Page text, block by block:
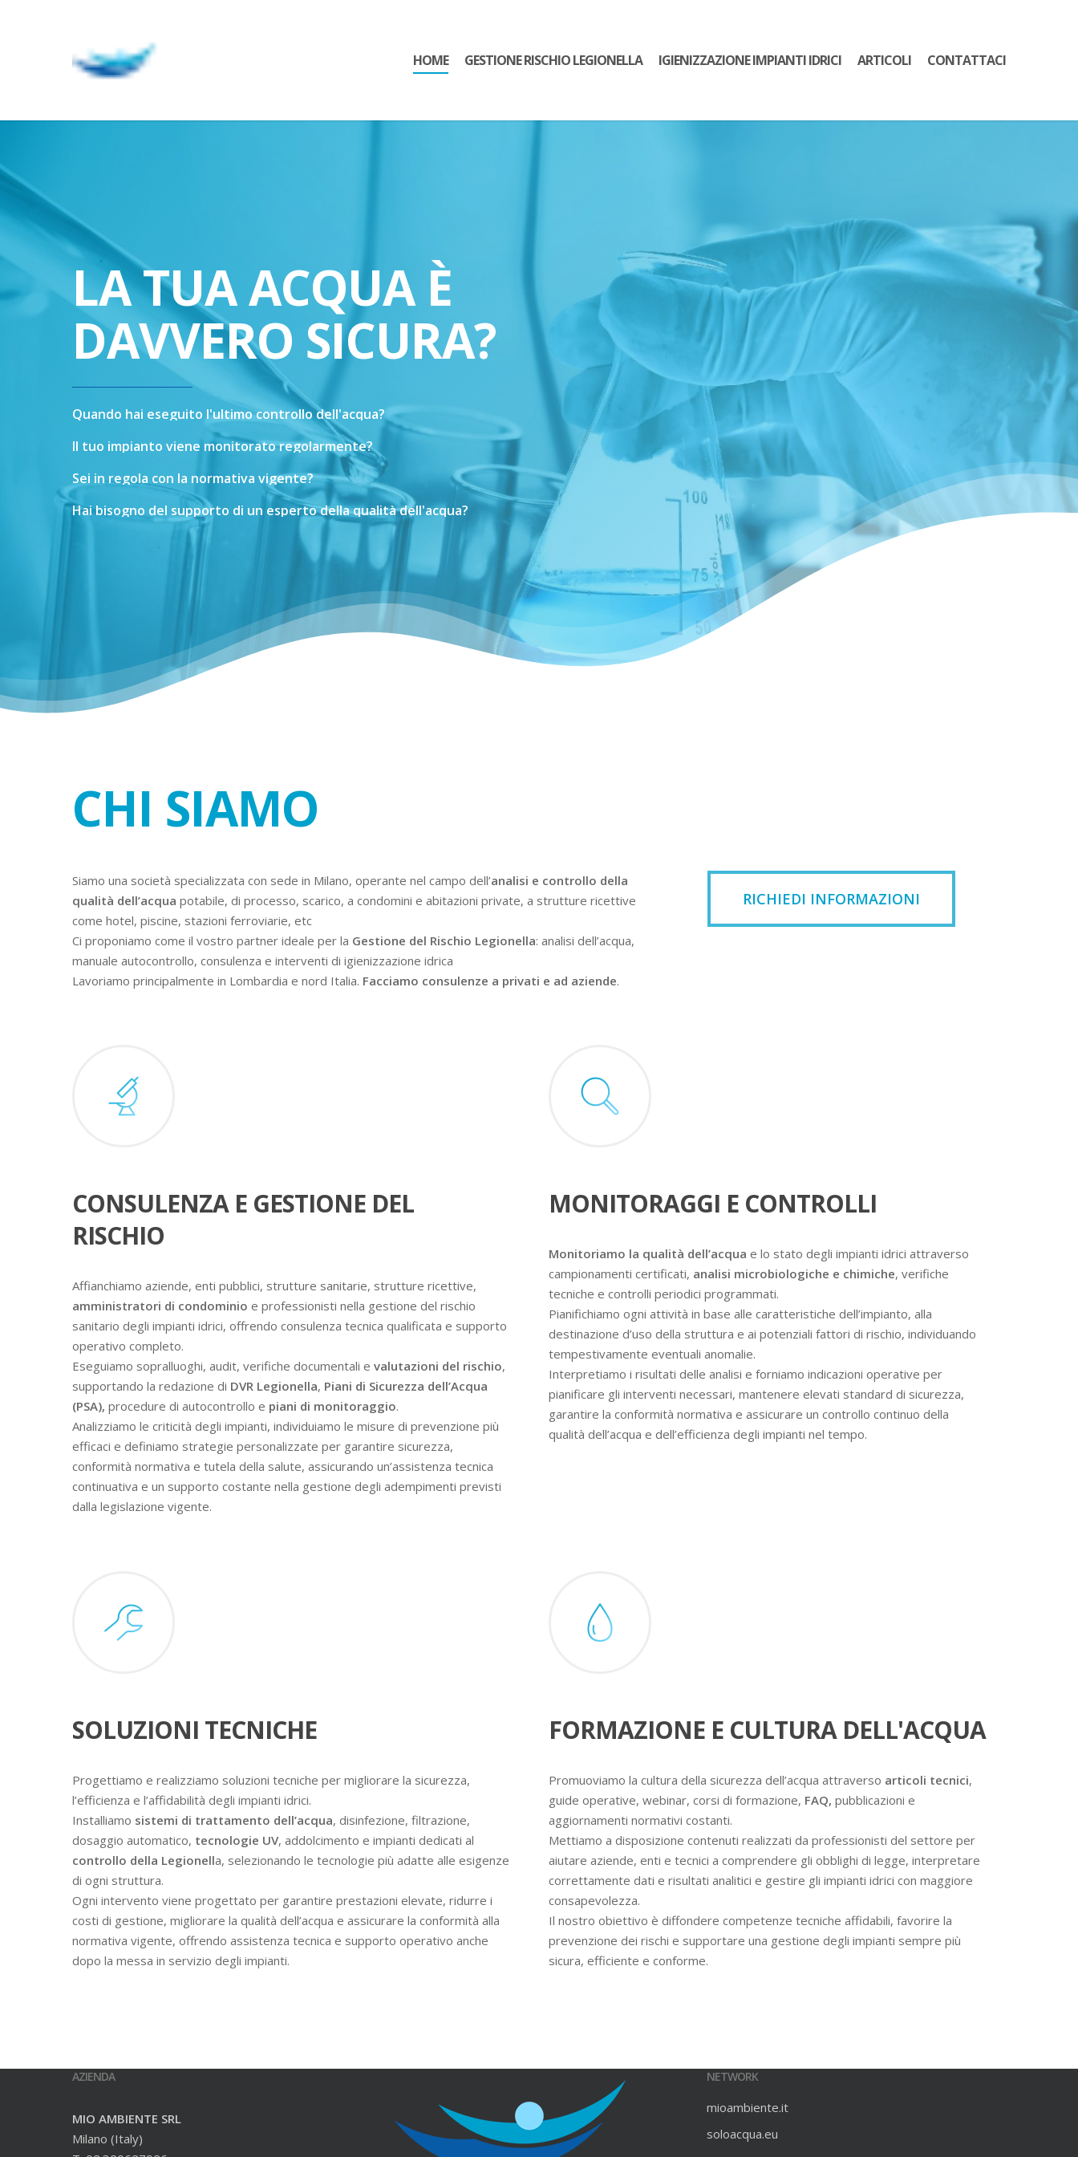
HOME GESTIONE RISCHIO LEGIONELLA IGIENIZZAZIONE IMPIANTI IDRICI ARTICOLI CONTATTACI
LA TUA ACQUA È
DAVVERO SICURA?
Quando hai eseguito l'ultimo controllo dell'acqua?
Il tuo impianto viene monitoratoregolarmente?
Sei in regola con la normativa vigente?
Hai bisogno del supporto di un espertodellaqualitàdell'acqua?
CHI SIAMO
Siamo una società specializzata con sede in Milano, operante nel campo dell’analisi e controllo della
qualità dell’acquapotabile, di processo, scarico, a condomini e abitazioni private, a strutture ricettive
come hotel, piscine, stazioni ferroviarie, etc
Ci proponiamo come il vostro partner ideale per la Gestione del Rischio Legionella: analisi dell’acqua,
manuale autocontrollo, consulenza e interventi di igienizzazione idrica
Lavoriamo principalmente in Lombardia e nord Italia. Facciamo consulenze a privati e ad aziende.
RICHIEDI INFORMAZIONI
CONSULENZA E GESTIONE DEL
RISCHIO
Affianchiamo aziende, enti pubblici, strutture sanitarie, strutture ricettive,
amministratori di condominio e professionisti nella gestione del rischio
sanitario degli impianti idrici, offrendo consulenza tecnica qualificata e supporto
operativo completo.
Eseguiamo sopralluoghi, audit, verifiche documentali evalutazioni del rischio,
supportando la redazione di DVR Legionella, Piani di Sicurezza dell’Acqua
(PSA), procedure di autocontrollo e piani di monitoraggio.
Analizziamo le criticità degli impianti, individuiamo le misure di prevenzione più
efficaci e definiamo strategie personalizzate per garantire sicurezza,
conformità normativa e tutela della salute, assicurando un’assistenza tecnica
continuativa e un supporto costante nella gestione degli adempimenti previsti
dalla legislazione vigente.
MONITORAGGI E CONTROLLI
Monitoriamo la qualità dell’acqua e lo stato degli impianti idrici attraverso
campionamenti certificati, analisi microbiologiche e chimiche, verifiche
tecniche e controlli periodici programmati.
Pianifichiamo ogni attività in base alle caratteristiche dell’impianto, alla
destinazione d’uso della struttura e ai potenziali fattori di rischio, individuando
tempestivamente eventuali anomalie.
Interpretiamo i risultati delle analisi e forniamo indicazioni operative per
pianificare gli interventi necessari, mantenere elevati standard di sicurezza,
garantire la conformità normativa e assicurare un controllo continuo della
qualità dell’acqua e dell’efficienza degli impianti nel tempo.
SOLUZIONI TECNICHE
Progettiamo e realizziamo soluzioni tecniche per migliorare la sicurezza,
l’efficienza e l’affidabilità degli impianti idrici.
Installiamo sistemi di trattamento dell’acqua, disinfezione, filtrazione,
dosaggio automatico, tecnologie UV, addolcimento e impianti dedicati al
controllo della Legionella, selezionando le tecnologie più adatte alle esigenze
di ogni struttura.
Ogni intervento viene progettato per garantire prestazioni elevate, ridurre i
costi di gestione, migliorare la qualità dell’acqua e assicurare la conformità alla
normativa vigente, offrendo assistenza tecnica e supporto operativo anche
dopo la messa in servizio degli impianti.
FORMAZIONE E CULTURA DELL'ACQUA
Promuoviamo la cultura della sicurezza dell’acqua attraverso articoli tecnici,
guide operative, webinar, corsi di formazione, FAQ, pubblicazioni e
aggiornamenti normativi costanti.
Mettiamo a disposizione contenuti realizzati da professionisti del settore per
aiutare aziende, enti e tecnici a comprendere gli obblighi di legge, interpretare
correttamente dati e risultati analitici e gestire gli impianti idrici con maggiore
consapevolezza.
Il nostro obiettivo è diffondere competenze tecniche affidabili, favorire la
prevenzione dei rischi e supportare una gestione degli impianti sempre più
sicura, efficiente e conforme.
AZIENDA
MIO AMBIENTE SRL
Milano (Italy)
NETWORK
mioambiente.it
soloacqua.eu